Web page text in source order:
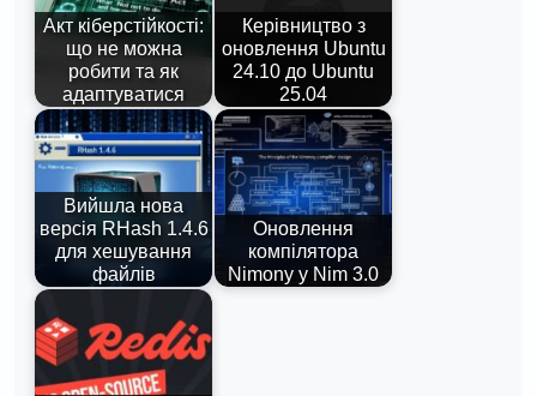
Акт кіберстійкості:
що не можна
робити та як
адаптуватися
Керівництво з
оновлення Ubuntu
24.10 до Ubuntu
25.04
Вийшла нова
версія RHash 1.4.6
для хешування
файлів
Оновлення
компілятора
Nimony у Nim 3.0